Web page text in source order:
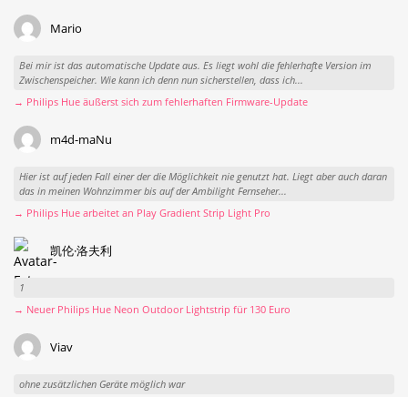
Mario
Bei mir ist das automatische Update aus. Es liegt wohl die fehlerhafte Version im
Zwischenspeicher. Wie kann ich denn nun sicherstellen, dass ich...
→ Philips Hue äußerst sich zum fehlerhaften Firmware-Update
m4d-maNu
Hier ist auf jeden Fall einer der die Möglichkeit nie genutzt hat. Liegt aber auch daran
das in meinen Wohnzimmer bis auf der Ambilight Fernseher...
→ Philips Hue arbeitet an Play Gradient Strip Light Pro
凯伦·洛夫利
1
→ Neuer Philips Hue Neon Outdoor Lightstrip für 130 Euro
Viav
ohne zusätzlichen Geräte möglich war